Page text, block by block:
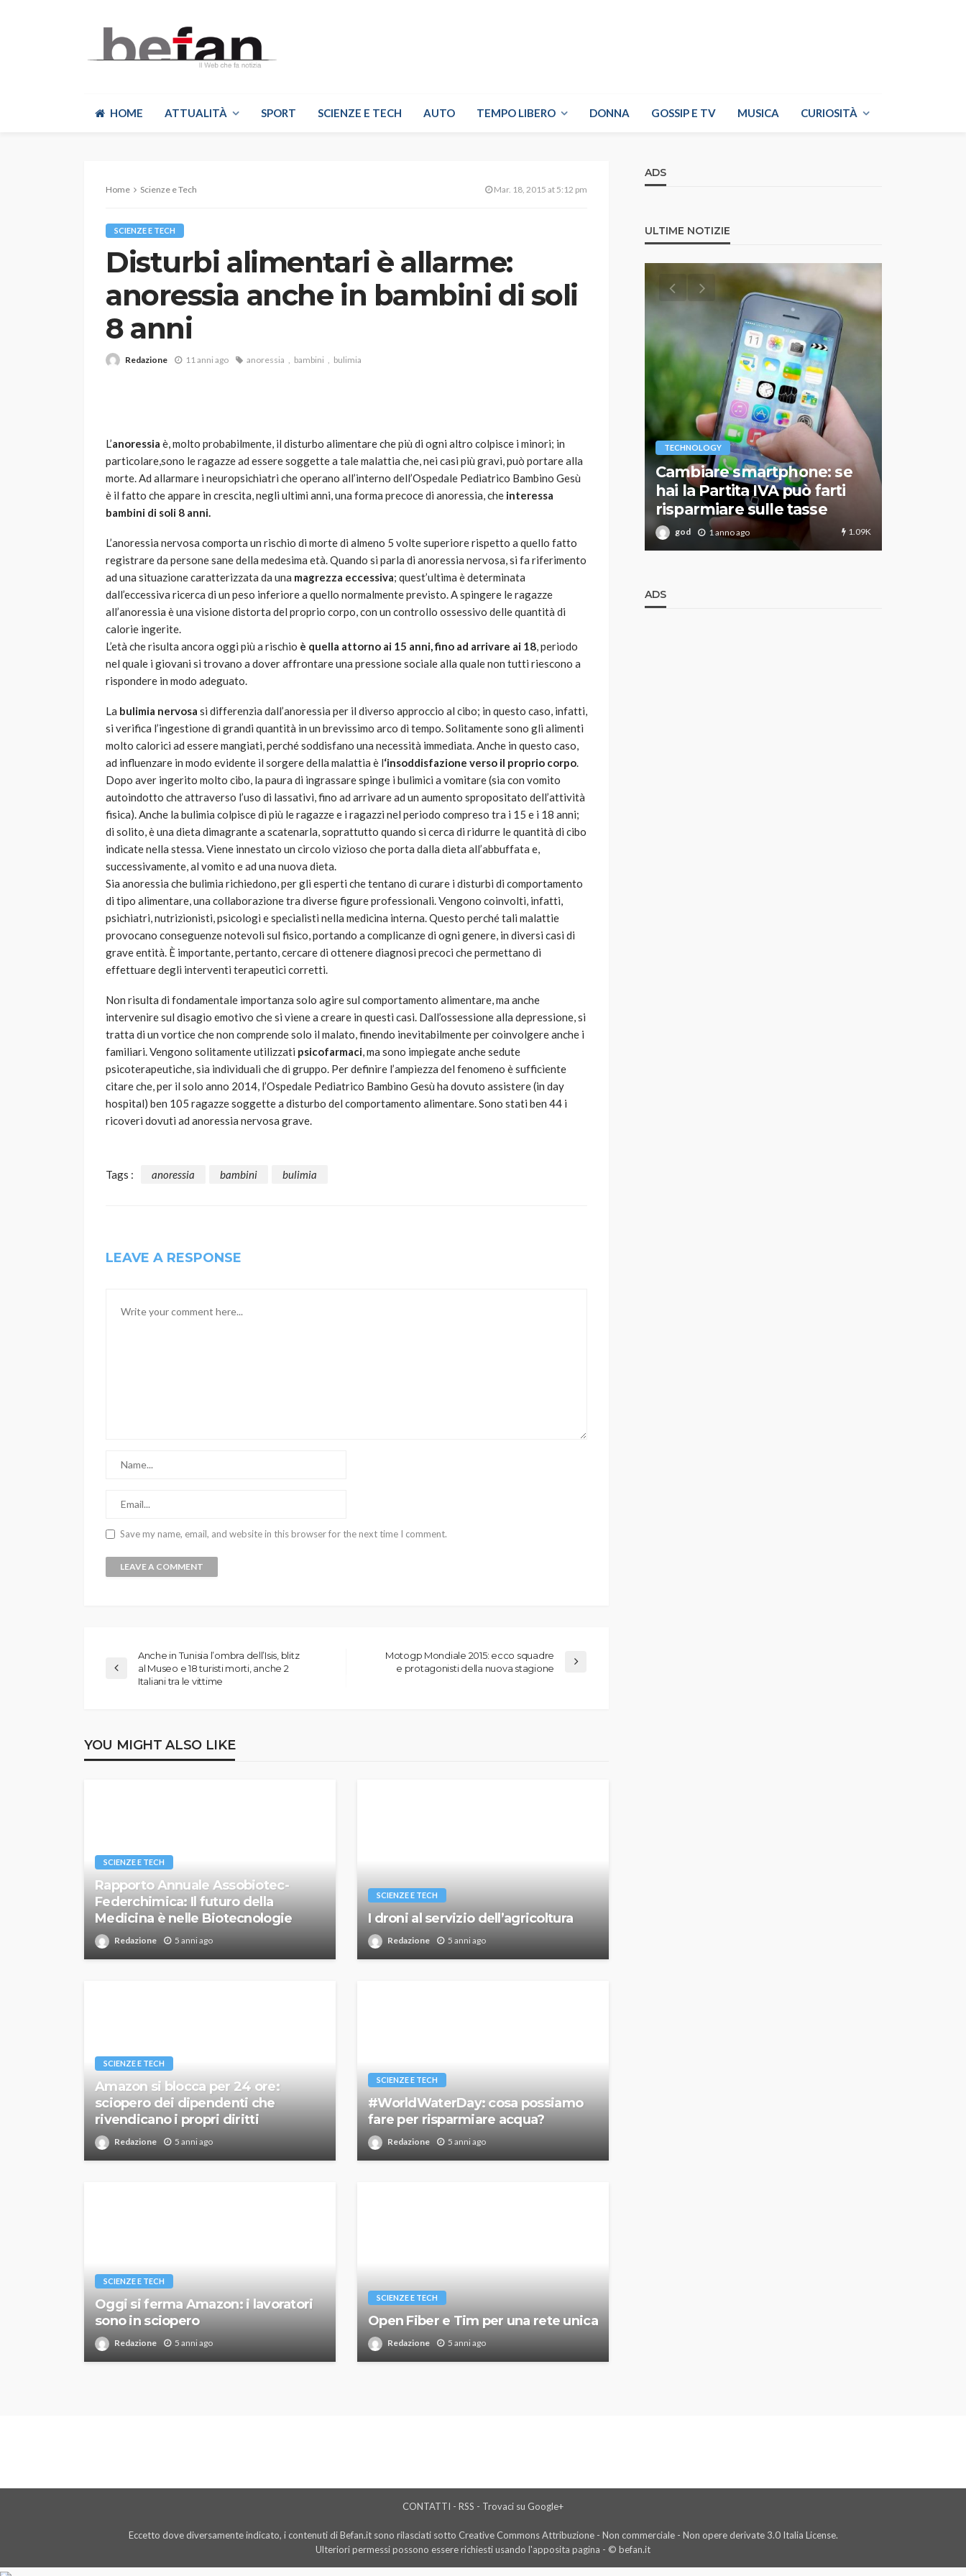
HOME ATTUALITÀ SPORT SCIENZE E TECH AUTO TEMPO LIBERO DONNA GOSSIP E TV MUSICA CURIOSITÀ
Home Scienze e Tech Mar. 18, 2015 at 5:12 pm
SCIENZE E TECH
Disturbi alimentari è allarme:
anoressia anche in bambini di soli
8 anni
Redazione 11 anni ago anoressia bambini bulimia
L’anoressia è, molto probabilmente, il disturbo alimentare che più di ogni altro colpisce i minori; in
particolare,sono le ragazze ad essere soggette a tale malattia che, nei casi più gravi, può portare alla
morte. Ad allarmare i neuropsichiatri che operano all’interno dell’Ospedale Pediatrico Bambino Gesù
è il fatto che appare in crescita, negli ultimi anni, una forma precoce di anoressia, che interessa
bambini di soli 8 anni.
L’anoressia nervosa comporta un rischio di morte di almeno 5 volte superiore rispetto a quello fatto
registrare da persone sane della medesima età. Quando si parla di anoressia nervosa, si fa riferimento
ad una situazione caratterizzata da una magrezza eccessiva; quest’ultima è determinata
dall’eccessiva ricerca di un peso inferiore a quello normalmente previsto. A spingere le ragazze
all’anoressia è una visione distorta del proprio corpo, con un controllo ossessivo delle quantità di
calorie ingerite.
L’età che risulta ancora oggi più a rischio è quella attorno ai 15 anni, fino ad arrivare ai 18, periodo
nel quale i giovani si trovano a dover affrontare una pressione sociale alla quale non tutti riescono a
rispondere in modo adeguato.
La bulimia nervosa si differenzia dall’anoressia per il diverso approccio al cibo; in questo caso, infatti,
si verifica l’ingestione di grandi quantità in un brevissimo arco di tempo. Solitamente sono gli alimenti
molto calorici ad essere mangiati, perché soddisfano una necessità immediata. Anche in questo caso,
ad influenzare in modo evidente il sorgere della malattia è l‘insoddisfazione verso il proprio corpo.
Dopo aver ingerito molto cibo, la paura di ingrassare spinge i bulimici a vomitare (sia con vomito
autoindotto che attraverso l’uso di lassativi, fino ad arrivare ad un aumento spropositato dell’attività
fisica). Anche la bulimia colpisce di più le ragazze e i ragazzi nel periodo compreso tra i 15 e i 18 anni;
di solito, è una dieta dimagrante a scatenarla, soprattutto quando si cerca di ridurre le quantità di cibo
indicate nella stessa. Viene innestato un circolo vizioso che porta dalla dieta all’abbuffata e,
successivamente, al vomito e ad una nuova dieta.
Sia anoressia che bulimia richiedono, per gli esperti che tentano di curare i disturbi di comportamento
di tipo alimentare, una collaborazione tra diverse figure professionali. Vengono coinvolti, infatti,
psichiatri, nutrizionisti, psicologi e specialisti nella medicina interna. Questo perché tali malattie
provocano conseguenze notevoli sul fisico, portando a complicanze di ogni genere, in diversi casi di
grave entità. È importante, pertanto, cercare di ottenere diagnosi precoci che permettano di
effettuare degli interventi terapeutici corretti.
Non risulta di fondamentale importanza solo agire sul comportamento alimentare, ma anche
intervenire sul disagio emotivo che si viene a creare in questi casi. Dall’ossessione alla depressione, si
tratta di un vortice che non comprende solo il malato, finendo inevitabilmente per coinvolgere anche i
familiari. Vengono solitamente utilizzati psicofarmaci, ma sono impiegate anche sedute
psicoterapeutiche, sia individuali che di gruppo. Per definire l’ampiezza del fenomeno è sufficiente
citare che, per il solo anno 2014, l’Ospedale Pediatrico Bambino Gesù ha dovuto assistere (in day
hospital) ben 105 ragazze soggette a disturbo del comportamento alimentare. Sono stati ben 44 i
ricoveri dovuti ad anoressia nervosa grave.
Tags : anoressia bambini bulimia
LEAVE A RESPONSE
Save my name, email, and website in this browser for the next time I comment.
Anche in Tunisia l’ombra dell’Isis, blitz
al Museo e 18 turisti morti, anche 2
Italiani tra le vittime
Motogp Mondiale 2015: ecco squadre
e protagonisti della nuova stagione
YOU MIGHT ALSO LIKE
SCIENZE E TECH
Rapporto Annuale Assobiotec-
Federchimica: Il futuro della
Medicina è nelle Biotecnologie
Redazione 5 anni ago
SCIENZE E TECH
I droni al servizio dell’agricoltura
Redazione 5 anni ago
SCIENZE E TECH
Amazon si blocca per 24 ore:
sciopero dei dipendenti che
rivendicano i propri diritti
Redazione 5 anni ago
SCIENZE E TECH
#WorldWaterDay: cosa possiamo
fare per risparmiare acqua?
Redazione 5 anni ago
SCIENZE E TECH
Oggi si ferma Amazon: i lavoratori
sono in sciopero
Redazione 5 anni ago
SCIENZE E TECH
Open Fiber e Tim per una rete unica
Redazione 5 anni ago
ADS
ULTIME NOTIZIE
VARIE
Robot tagliaerba: quale
scegliere per il tuo prato
Davis: tennis mondiale e
passione per
l’automobilismo
TECHNOLOGY
Cambiare smartphone: se
hai la Partita IVA può farti
risparmiare sulle tasse
god 1 anno ago 1.09K
ADS
CONTATTI - RSS - Trovaci su Google+
Eccetto dove diversamente indicato, i contenuti di Befan.it sono rilasciati sotto Creative Commons Attribuzione - Non commerciale - Non opere derivate 3.0 Italia License.
Ulteriori permessi possono essere richiesti usando l'apposita pagina - © befan.it